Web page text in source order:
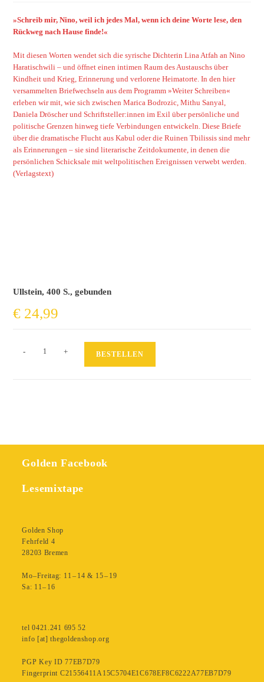
»Schreib mir, Nino, weil ich jedes Mal, wenn ich deine Worte lese, den
Rückweg nach Hause finde!«
Mit diesen Worten wendet sich die syrische Dichterin Lina Atfah an Nino
Haratischwili – und öffnet einen intimen Raum des Austauschs über
Kindheit und Krieg, Erinnerung und verlorene Heimatorte. In den hier
versammelten Briefwechseln aus dem Programm »Weiter Schreiben«
erleben wir mit, wie sich zwischen Marica Bodrozic, Mithu Sanyal,
Daniela Dröscher und Schriftsteller:innen im Exil über persönliche und
politische Grenzen hinweg tiefe Verbindungen entwickeln. Diese Briefe
über die dramatische Flucht aus Kabul oder die Ruinen Tbilissis sind mehr
als Erinnerungen – sie sind literarische Zeitdokumente, in denen die
persönlichen Schicksale mit weltpolitischen Ereignissen verwebt werden.
(Verlagstext)
Ullstein, 400 S., gebunden
€ 24,99
zurück
Hause.
- + BESTELLEN
Golden Facebook
Lesemixtape
Golden Shop
Fehrfeld 4
28203 Bremen
Mo–Freitag: 11 – 14 & 15 – 19
Sa: 11– 16
tel 0421.241 695 52
info [at] thegoldenshop.org
PGP Key ID 77EB7D79
Fingerprint C21556411A15C5704E1C678EF8C6222A77EB7D79